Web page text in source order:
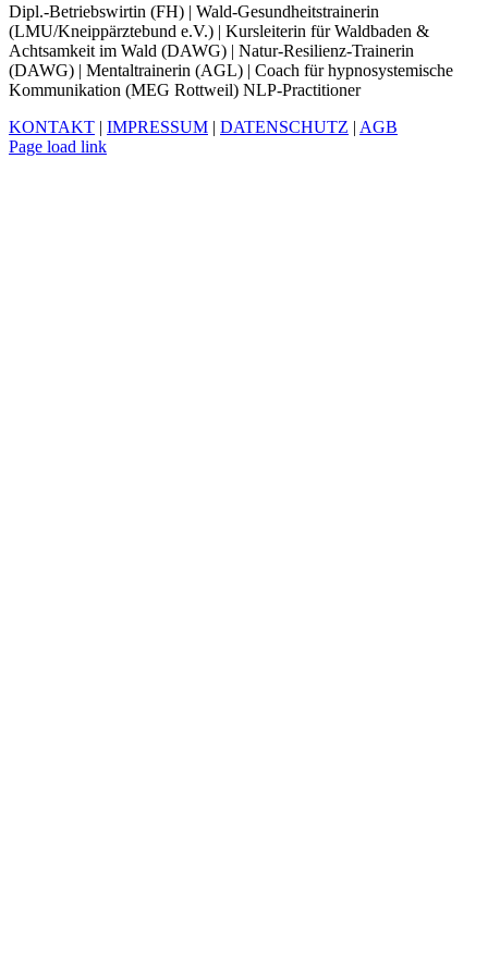
Dipl.-Betriebswirtin (FH) | Wald-Gesundheitstrainerin
(LMU/Kneippärztebund e.V.) | Kursleiterin für Waldbaden &
Achtsamkeit im Wald (DAWG) | Natur-Resilienz-Trainerin
(DAWG) | Mentaltrainerin (AGL) | Coach für hypnosystemische
Kommunikation (MEG Rottweil) NLP-Practitioner
KONTAKT | IMPRESSUM | DATENSCHUTZ | AGB
Facebook
Xing
LinkedIn
YouTube
Page load link